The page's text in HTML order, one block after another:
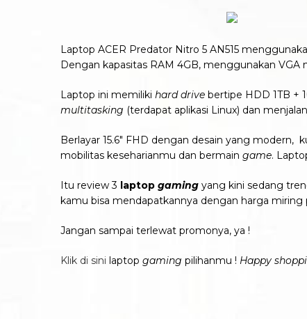
Laptop ACER Predator Nitro 5 AN515
Dengan kapasitas RAM 4GB, menggunakan VGA
Laptop ini memiliki hard drive bertipe HDD 1TB +
multitasking (terdapat aplikasi Linux) dan
Berlayar 15.6″ FHD dengan desain yang modern,
mobilitas keseharianmu dan bermain game.
Itu review 3 laptop gaming yang kini sedang
kamu bisa mendapatkannya dengan harga miring
Jangan sampai terlewat promonya, ya !
Klik di sini laptop gaming pilihanmu ! Happy